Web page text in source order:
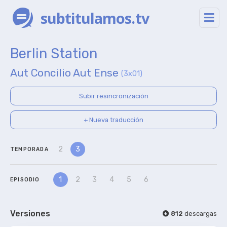
subtitulamos.tv
Berlin Station
Aut Concilio Aut Ense (3x01)
Subir resincronización
+ Nueva traducción
TEMPORADA 2 3
EPISODIO 1 2 3 4 5 6
Versiones 812 descargas